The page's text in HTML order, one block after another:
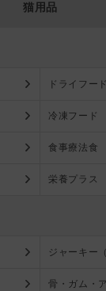
猫用品
ドライフード
冷凍フード
食事療法食
栄養プラス
ジャーキー
骨・ガム・